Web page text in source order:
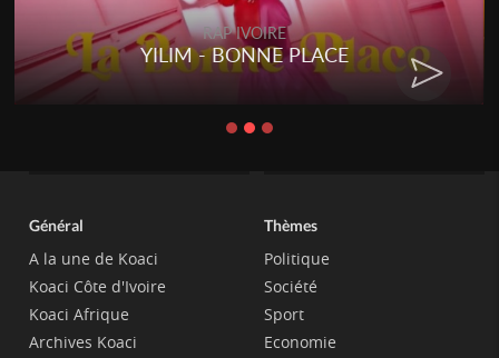
RAP IVOIRE
YILIM - BONNE PLACE
Général
A la une de Koaci
Koaci Côte d'Ivoire
Koaci Afrique
Archives Koaci
Thèmes
Politique
Société
Sport
Economie